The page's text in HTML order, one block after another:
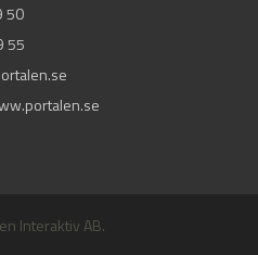
50
55
Interaktiv AB.